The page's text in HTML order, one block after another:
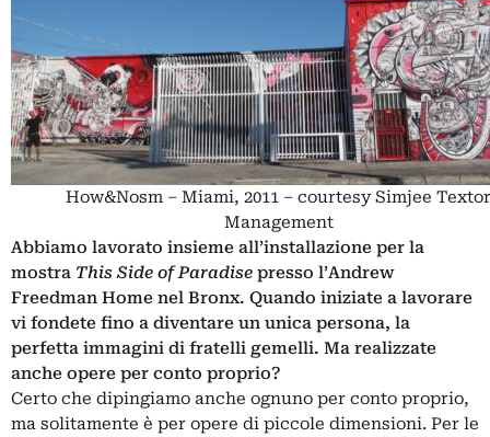
How&Nosm – Miami, 2011 – courtesy Simjee
Management
Abbiamo lavorato insieme all’installazione per la
mostra This Side of Paradise presso l’Andrew
Freedman Home nel Bronx. Quando iniziate a lavorare
vi fondete fino a diventare un unica persona, la
perfetta immagini di fratelli gemelli. Ma realizzate
anche opere per conto proprio?
Certo che dipingiamo anche ognuno per conto proprio,
ma solitamente è per opere di piccole dimensioni. Per le